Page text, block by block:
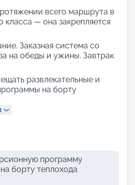
всего маршрута в
класса — она закрепляется
Заказная система со
на обеды и ужины. Завтрак
развлекательные и
на борту
программу
борту теплохода